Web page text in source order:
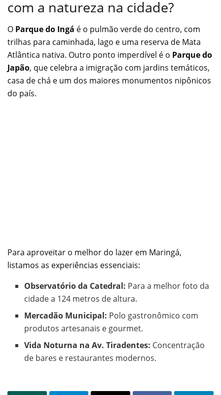
com a natureza na cidade?
O Parque do Ingá é o pulmão verde do centro, com
trilhas para caminhada, lago e uma reserva de Mata
Atlântica nativa. Outro ponto imperdível é o Parque do
Japão, que celebra a imigração com jardins temáticos,
casa de chá e um dos maiores monumentos nipônicos
do país.
Para aproveitar o melhor do lazer em Maringá,
listamos as experiências essenciais:
Observatório da Catedral: Para a melhor foto da
cidade a 124 metros de altura.
Mercadão Municipal: Polo gastronômico com
produtos artesanais e gourmet.
Vida Noturna na Av. Tiradentes: Concentração
de bares e restaurantes modernos.